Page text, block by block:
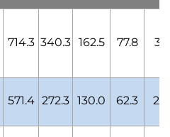
714.3 340.3 162.5 77.8
571.4 272.3 130.0 62.3